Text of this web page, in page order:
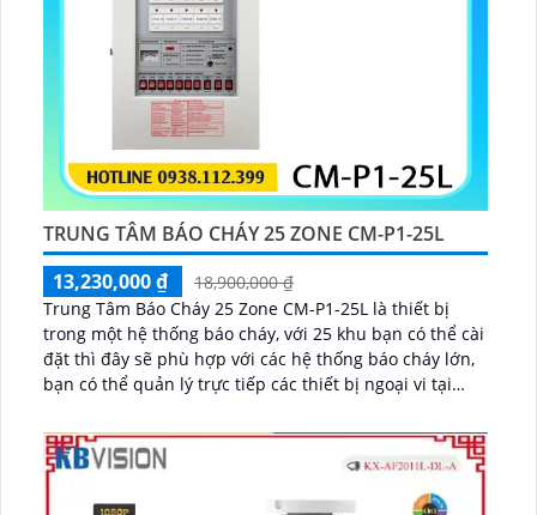
TRUNG TÂM BÁO CHÁY 25 ZONE CM-P1-25L
13,230,000 ₫
18,900,000 ₫
Trung Tâm Báo Cháy 25 Zone CM-P1-25L là thiết bị
trong một hệ thống báo cháy, với 25 khu bạn có thể cài
đặt thì đây sẽ phù hợp với các hệ thống báo cháy lớn,
bạn có thể quản lý trực tiếp các thiết bị ngoại vi tại